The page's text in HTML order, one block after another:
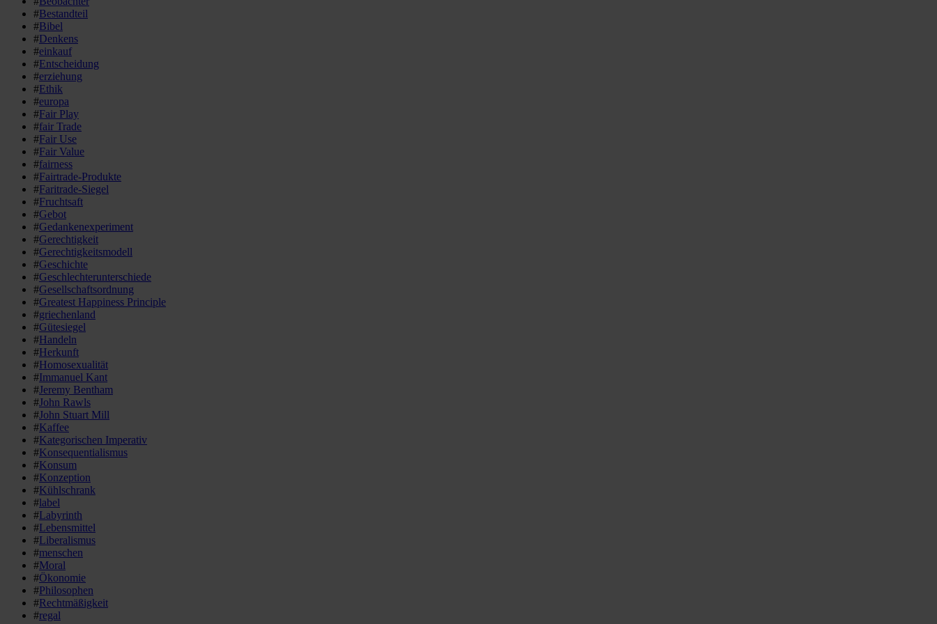
#Bestandteil
#Bibel
#Denkens
#einkauf
#Entscheidung
#erziehung
#Ethik
#europa
#Fair Play
#fair Trade
#Fair Use
#Fair Value
#fairness
#Fairtrade-Produkte
#Faritrade-Siegel
#Fruchtsaft
#Gebot
#Gedankenexperiment
#Gerechtigkeit
#Gerechtigkeitsmodell
#Geschichte
#Geschlechterunterschiede
#Gesellschaftsordnung
#Greatest Happiness Principle
#griechenland
#Gütesiegel
#Handeln
#Herkunft
#Homosexualität
#Immanuel Kant
#Jeremy Bentham
#John Rawls
#John Stuart Mill
#Kaffee
#Kategorischen Imperativ
#Konsequentialismus
#Konsum
#Konzeption
#Kühlschrank
#label
#Labyrinth
#Lebensmittel
#Liberalismus
#menschen
#Moral
#Ökonomie
#Philosophen
#Rechtmäßigkeit
#regal